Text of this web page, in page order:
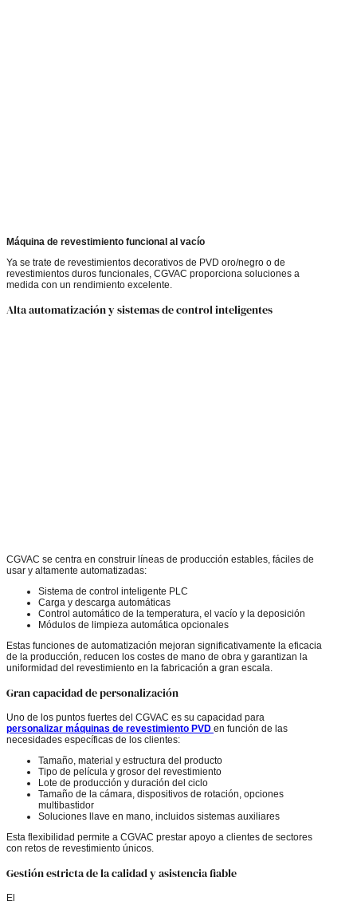
Máquina de revestimiento funcional al vacío
Ya se trate de revestimientos decorativos de PVD oro/negro o de
revestimientos duros funcionales, CGVAC proporciona soluciones a
medida con un rendimiento excelente.
Alta automatización y sistemas de control inteligentes
CGVAC se centra en construir líneas de producción estables, fáciles de
usar y altamente automatizadas:
Sistema de control inteligente PLC
Carga y descarga automáticas
Control automático de la temperatura, el vacío y la deposición
Módulos de limpieza automática opcionales
Estas funciones de automatización mejoran significativamente la eficacia
de la producción, reducen los costes de mano de obra y garantizan la
uniformidad del revestimiento en la fabricación a gran escala.
Gran capacidad de personalización
Uno de los puntos fuertes del CGVAC es su capacidad para
personalizar máquinas de revestimiento PVD en función de las
necesidades específicas de los clientes:
Tamaño, material y estructura del producto
Tipo de película y grosor del revestimiento
Lote de producción y duración del ciclo
Tamaño de la cámara, dispositivos de rotación, opciones
multibastidor
Soluciones llave en mano, incluidos sistemas auxiliares
Esta flexibilidad permite a CGVAC prestar apoyo a clientes de sectores
con retos de revestimiento únicos.
Gestión estricta de la calidad y asistencia fiable
El